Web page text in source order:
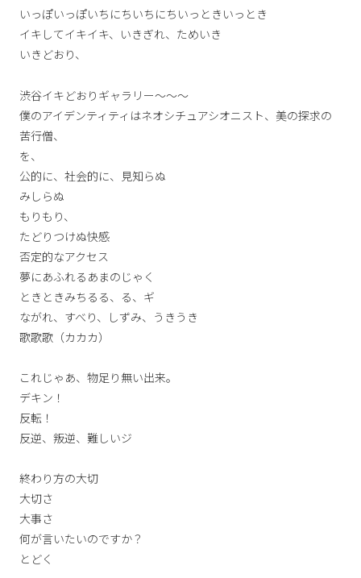
いっぽいっぽいちにちいちにちいっときいっとき
イキしてイキイキ、いきぎれ、ためいき
いきどおり、
渋谷イキどおりギャラリー〜〜〜
僕のアイデンティティはネオシチュアシオニスト、美の探求の
苦行僧、
を、
公的に、社会的に、見知らぬ
みしらぬ
もりもり、
たどりつけぬ快感
否定的なアクセス
夢にあふれるあまのじゃく
ときときみちるる、る、ギ
ながれ、すべり、しずみ、うきうき
歌歌歌（カカカ）
これじゃあ、物足り無い出来。
デキン！
反転！
反逆、叛逆、難しいジ
終わり方の大切
大切さ
大事さ
何が言いたいのですか？
とどく